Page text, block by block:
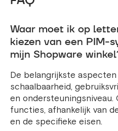
Waar moet ik op
kiezen van een PIM-
mijn Shopware
De belangrijkste
schaalbaarheid,
en
functies, afhankelijk van
en de specifieke eisen.